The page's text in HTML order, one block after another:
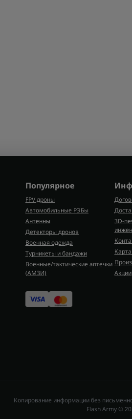
Популярное
FPV дроны
Автомобильные РЭБы
Антенны
Детекторы дронов
Военная одежда
Турникеты и бандажи
Военные/тактические аптечки
(AMЗИ)
3D-
Акции
Копирование информации без
Flash Army ©